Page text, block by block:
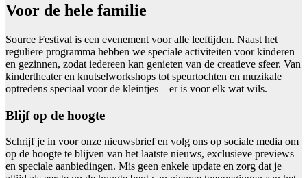
Voor de hele familie
Source Festival is een evenement voor alle leeftijden. Naast het
reguliere programma hebben we speciale activiteiten voor kinderen
en gezinnen, zodat iedereen kan genieten van de creatieve sfeer. Van
kindertheater en knutselworkshops tot speurtochten en muzikale
optredens speciaal voor de kleintjes – er is voor elk wat wils.
Blijf op de hoogte
Schrijf je in voor onze nieuwsbrief en volg ons op sociale media om
op de hoogte te blijven van het laatste nieuws, exclusieve previews
en speciale aanbiedingen. Mis geen enkele update en zorg dat je